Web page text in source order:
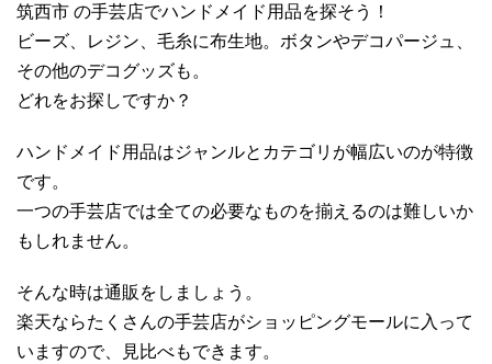
筑西市 の手芸店でハンドメイド用品を探そう！
ビーズ、レジン、毛糸に布生地。ボタンやデコパージュ、
その他のデコグッズも。
どれをお探しですか？
ハンドメイド用品はジャンルとカテゴリが幅広いのが特徴
です。
一つの手芸店では全ての必要なものを揃えるのは難しいか
もしれません。
そんな時は通販をしましょう。
楽天ならたくさんの手芸店がショッピングモールに入って
いますので、見比べもできます。